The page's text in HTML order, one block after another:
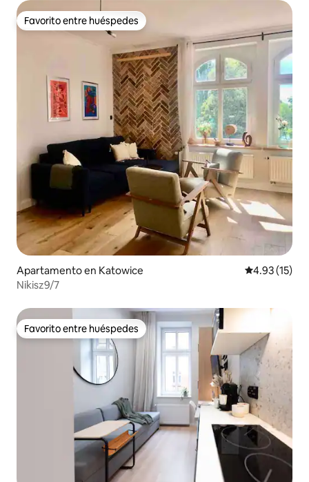
Favorito entre huéspedes
Favorito entre huéspedes
Apartamento en Katowice Calificación
4.93 (15)
Nikisz9/7
Favorito entre huéspedes
Favorito entre huéspedes